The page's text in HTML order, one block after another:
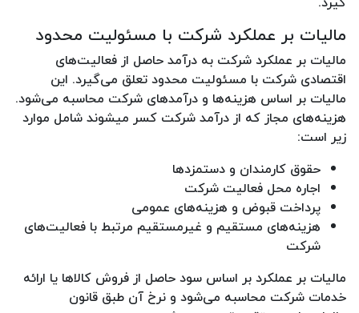
مالیات بر عملکرد شرکت با مسئولیت محدود
مالیات بر عملکرد شرکت به درآمد حاصل از فعالیت‌های
اقتصادی شرکت با مسئولیت محدود تعلق می‌گیرد. این
مالیات بر اساس هزینه‌ها و درآمدهای شرکت محاسبه می‌شود.
هزینه‌های مجاز که از درآمد شرکت کسر میشوند شامل موارد
زیر است:
حقوق کارمندان و دستمزدها
اجاره محل فعالیت شرکت
پرداخت قبوض و هزینه‌های عمومی
هزینه‌های مستقیم و غیرمستقیم مرتبط با فعالیت‌های
شرکت
مالیات بر عملکرد بر اساس سود حاصل از فروش کالاها یا ارائه
خدمات شرکت محاسبه می‌شود و نرخ آن طبق قانون